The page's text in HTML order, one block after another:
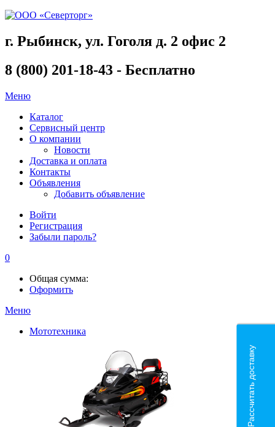
г. Рыбинск, ул. Гоголя д. 2 офис 2
8 (800) 201-18-43 - Бесплатно
Меню
Каталог
Сервисный центр
О компании
Новости
Доставка и оплата
Контакты
Объявления
Добавить объявление
Войти
Регистрация
Забыли пароль?
0
Общая сумма:
Оформить
Меню
Мототехника
Рассчитать доставку